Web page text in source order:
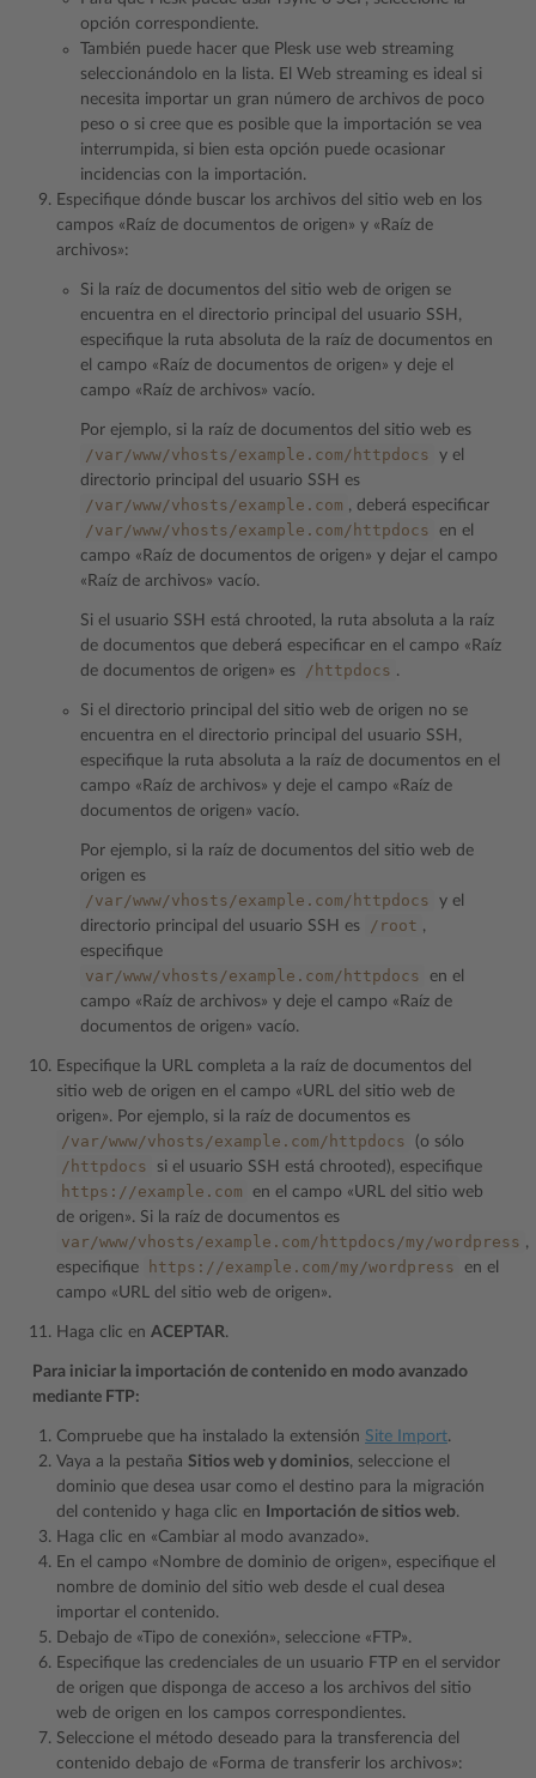
opción correspondiente.
También puede hacer que Plesk use web streaming
seleccionándolo en la lista. El Web streaming es ideal si
necesita importar un gran número de archivos de poco
peso o si cree que es posible que la importación se vea
interrumpida, si bien esta opción puede ocasionar
incidencias con la importación.
Especifique dónde buscar los archivos del sitio web en los
campos «Raíz de documentos de origen» y «Raíz de
archivos»:
Si la raíz de documentos del sitio web de origen se
encuentra en el directorio principal del usuario SSH,
especifique la ruta absoluta de la raíz de documentos en
el campo «Raíz de documentos de origen» y deje el
campo «Raíz de archivos» vacío.
Por ejemplo, si la raíz de documentos del sitio web es
/var/www/vhosts/example.com/httpdocs
y el
directorio principal del usuario SSH es
/var/www/vhosts/example.com , deberá especificar
/var/www/vhosts/example.com/httpdocs
en el
campo «Raíz de documentos de origen» y dejar el campo
«Raíz de archivos» vacío.
Si el usuario SSH está chrooted, la ruta absoluta a la raíz
de documentos que deberá especificar en el campo «Raíz
de documentos de origen» es
/httpdocs .
Si el directorio principal del sitio web de origen no se
encuentra en el directorio principal del usuario SSH,
especifique la ruta absoluta a la raíz de documentos en el
campo «Raíz de archivos» y deje el campo «Raíz de
documentos de origen» vacío.
Por ejemplo, si la raíz de documentos del sitio web de
origen es
/var/www/vhosts/example.com/httpdocs
y el
directorio principal del usuario SSH es
/root ,
especifique
var/www/vhosts/example.com/httpdocs
en el
campo «Raíz de archivos» y deje el campo «Raíz de
documentos de origen» vacío.
Especifique la URL completa a la raíz de documentos del
sitio web de origen en el campo «URL del sitio web de
origen». Por ejemplo, si la raíz de documentos es
/var/www/vhosts/example.com/httpdocs (o sólo
/httpdocs si el usuario SSH está chrooted), especifique
https://example.com
en el campo «URL del sitio web
de origen». Si la raíz de documentos es
var/www/vhosts/example.com/httpdocs/my/wordpress ,
especifique
https://example.com/my/wordpress
en el
campo «URL del sitio web de origen».
Haga clic en ACEPTAR.
Para iniciar la importación de contenido en modo avanzado
mediante FTP:
Compruebe que ha instalado la extensión Site Import.
Vaya a la pestaña Sitios web y dominios, seleccione el
dominio que desea usar como el destino para la migración
del contenido y haga clic en
Importación de sitios web.
Haga clic en «Cambiar al modo avanzado».
En el campo «Nombre de dominio de origen», especifique el
nombre de dominio del sitio web desde el cual desea
importar el contenido.
Debajo de «Tipo de conexión», seleccione «FTP».
Especifique las credenciales de un usuario FTP en el servidor
de origen que disponga de acceso a los archivos del sitio
web de origen en los campos correspondientes.
Seleccione el método deseado para la transferencia del
contenido debajo de «Forma de transferir los archivos»: